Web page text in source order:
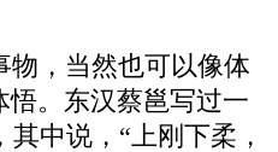
物，当然也可以像体
悟。东汉蔡邕写过一
中说，“上刚下柔，